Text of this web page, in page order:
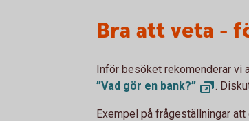
Bra att veta -
Inför besöket rekomenderar vi
”Vad gör en bank?” .
Exempel på frågeställningar att